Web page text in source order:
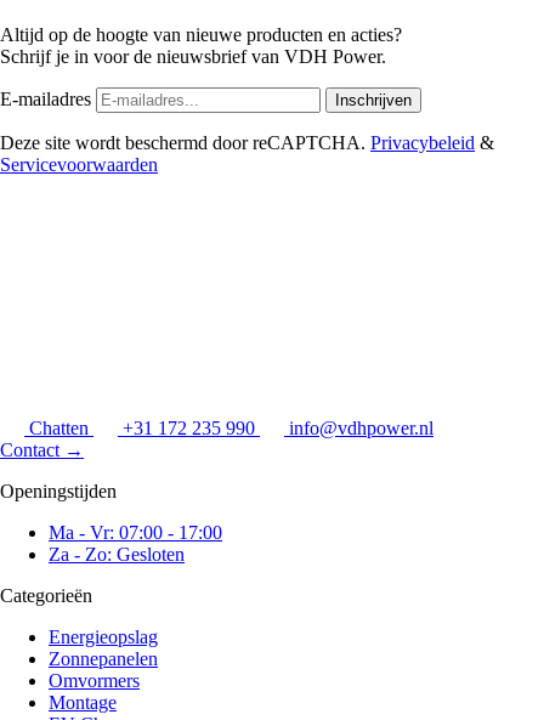
Altijd op de hoogte van nieuwe producten en acties?
Schrijf je in voor de nieuwsbrief van VDH Power.
E-mailadres Inschrijven
Deze site wordt beschermd door reCAPTCHA. Privacybeleid &
Servicevoorwaarden
Chatten +31 172 235 990
info@vdhpower.nl
Contact →
Openingstijden
Ma - Vr: 07:00 - 17:00
Za - Zo: Gesloten
Categorieën
Energieopslag
Zonnepanelen
Omvormers
Montage